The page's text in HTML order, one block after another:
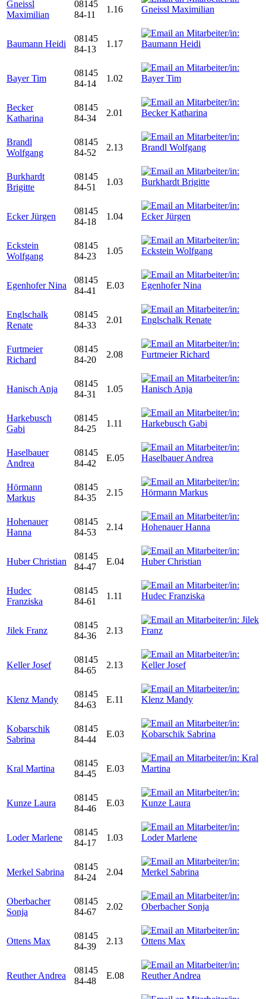
Gneissl
Maximilian
08145
84-11
1.16
Baumann Heidi
08145
84-13
1.17
Bayer Tim
08145
84-14
1.02
Becker
Katharina
08145
84-34
2.01
Brandl
Wolfgang
08145
84-52
2.13
Burkhardt
Brigitte
08145
84-51
1.03
Ecker Jürgen
08145
84-18
1.04
Eckstein
Wolfgang
08145
84-23
1.05
Egenhofer Nina
08145
84-41
E.03
Englschalk
Renate
08145
84-33
2.01
Furtmeier
Richard
08145
84-20
2.08
Hanisch Anja
08145
84-31
1.05
Harkebusch
Gabi
08145
84-25
1.11
Haselbauer
Andrea
08145
84-42
E.05
Hörmann
Markus
08145
84-35
2.15
Hohenauer
Hanna
08145
84-53
2.14
Huber Christian
08145
84-47
E.04
Hudec
Franziska
08145
84-61
1.11
Jilek Franz
08145
84-36
2.13
Keller Josef
08145
84-65
2.13
Klenz Mandy
08145
84-63
E.11
Kobarschik
Sabrina
08145
84-44
E.03
Kral Martina
08145
84-45
E.03
Kunze Laura
08145
84-46
E.03
Loder Marlene
08145
84-17
1.03
Merkel Sabrina
08145
84-24
2.04
Oberbacher
Sonja
08145
84-67
2.02
Ottens Max
08145
84-39
2.13
Reuther Andrea
08145
84-48
E.08